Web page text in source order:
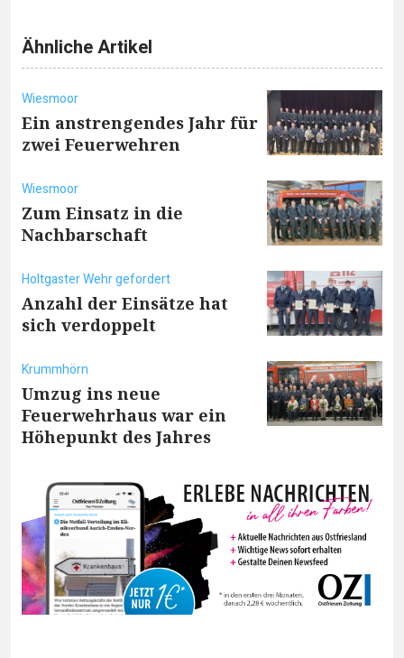
Ähnliche Artikel
Wiesmoor
Ein anstrengendes Jahr für
zwei Feuerwehren
Wiesmoor
Zum Einsatz in die
Nachbarschaft
Holtgaster Wehr gefordert
Anzahl der Einsätze hat
sich verdoppelt
Krummhörn
Umzug ins neue
Feuerwehrhaus war ein
Höhepunkt des Jahres